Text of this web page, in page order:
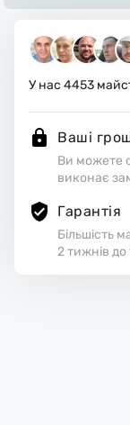
дбати потрібні
а прибирають
У нас 4453
Ваші
Ви можете
виконає
Гарантія
Більшість
2 тижнів до